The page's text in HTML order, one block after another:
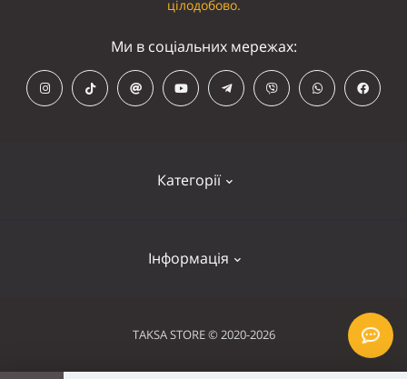
Категорії
Інформація
Контакти
цілодобово.
Ми в соціальних мережах:
TAKSA STORE © 2020-2026